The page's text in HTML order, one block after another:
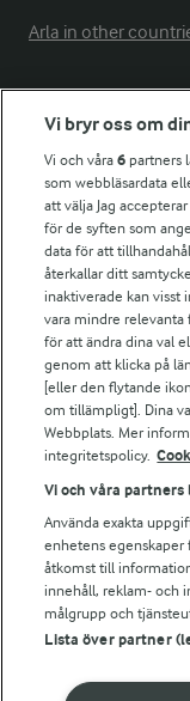
Arla in other
Fler Arlasajter
För ägare
Arlas kundportal
Arla.com
Falbygdens Ost
Arla webbshop
Bildbank
Följ oss
© 2026 Arla Foods
Vi bryr oss om
Vi och våra6 partners
som webbläsardata
att välja Jag
för de syften som
data för att
återkallar ditt
inaktiverade kan visst
vara mindre
för att ändra dina val
genom att klicka på
[eller den flytande
om tillämpligt]. Dina
Webbplats. Mer
integritetspolicy.
Vi och våra
Använda exakta
enhetens
åtkomst till
innehåll, reklam- och
målgrupp och
Lista över partner